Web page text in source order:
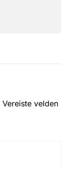
Vereiste velden